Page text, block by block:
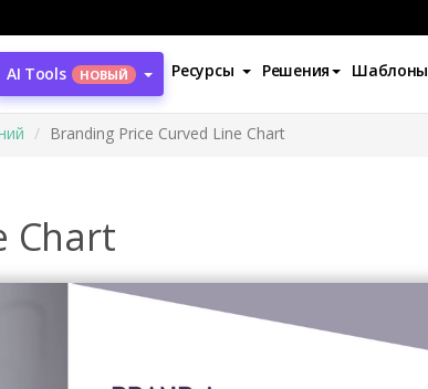
AI Tools НОВЫЙ Ресурсы Решения Шаблоны
Branding Price Curved Line Chart
Chart